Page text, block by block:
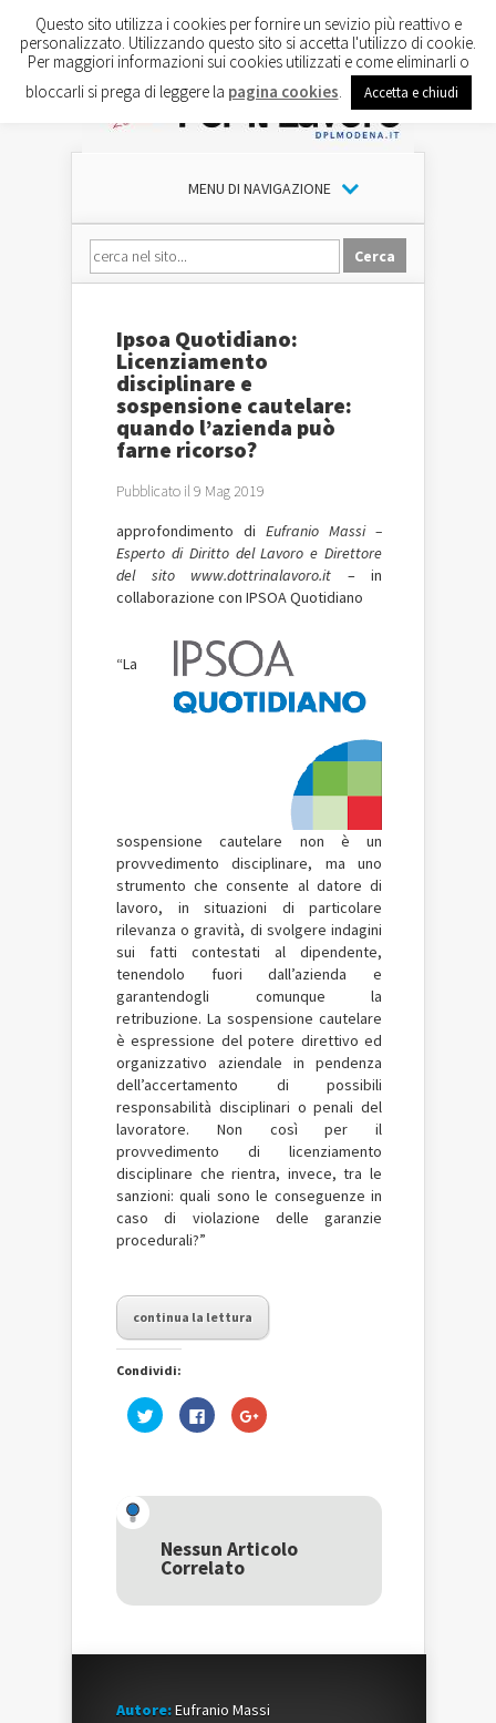
MENU DI NAVIGAZIONE
Ipsoa Quotidiano:
Licenziamento
disciplinare e
sospensione cautelare:
quando l’azienda può
farne ricorso?
Pubblicato il 9 Mag 2019
approfondimento di Eufranio Massi –
Esperto di Diritto del Lavoro e Direttore
del sito www.dottrinalavoro.it – in
collaborazione con IPSOA Quotidiano
“La
sospensione cautelare non è un
provvedimento disciplinare, ma uno
strumento che consente al datore di
lavoro, in situazioni di particolare
rilevanza o gravità, di svolgere indagini
sui fatti contestati al dipendente,
tenendolo fuori dall’azienda e
garantendogli comunque la
retribuzione. La sospensione cautelare
è espressione del potere direttivo ed
organizzativo aziendale in pendenza
dell’accertamento di possibili
responsabilità disciplinari o penali del
lavoratore. Non così per il
provvedimento di licenziamento
disciplinare che rientra, invece, tra le
sanzioni: quali sono le conseguenze in
caso di violazione delle garanzie
procedurali?”
continua la lettura
Condividi:
Fai
clic
una
nuova
finestra)
Fai
clic
nuova
finestra)
Fai
clic
una
nuova
Nessun Articolo
Correlato
Autore:Eufranio Massi
Questo sito utilizza i cookies per fornire un sevizio più reattivo e
personalizzato. Utilizzando questo sito si accetta l'utilizzo di cookie.
Per maggiori informazioni sui cookies utilizzati e come eliminarli o
bloccarli si prega di leggere la pagina cookies Accetta e chiudi